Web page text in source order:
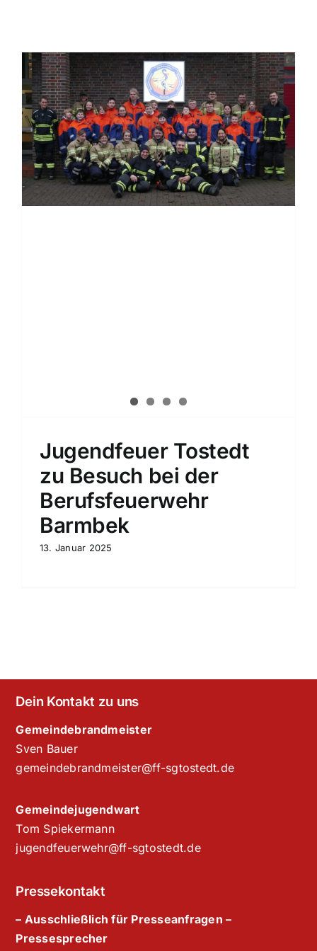
Jugendfeuer Tostedt
zu Besuch bei der
Berufsfeuerwehr
Barmbek
13. Januar 2025
Dein Kontakt zu uns
Gemeindebrandmeister
Sven Bauer
gemeindebrandmeister@ff-sgtostedt.de
Gemeindejugendwart
Tom Spiekermann
jugendfeuerwehr@ff-sgtostedt.de
Pressekontakt
– Ausschließlich für Presseanfragen –
Pressesprecher